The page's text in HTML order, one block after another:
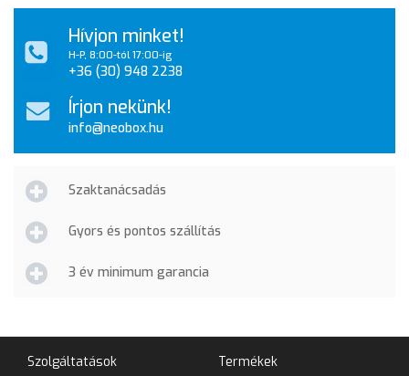
Hívjon minket!
H-P, 8:00-tól 17:00-ig
+36 (30) 948 2238
Írjon nekünk!
info@neobox.hu
Szaktanácsadás
Gyors és pontos szállítás
3 év minimum garancia
Szolgáltatások Termékek